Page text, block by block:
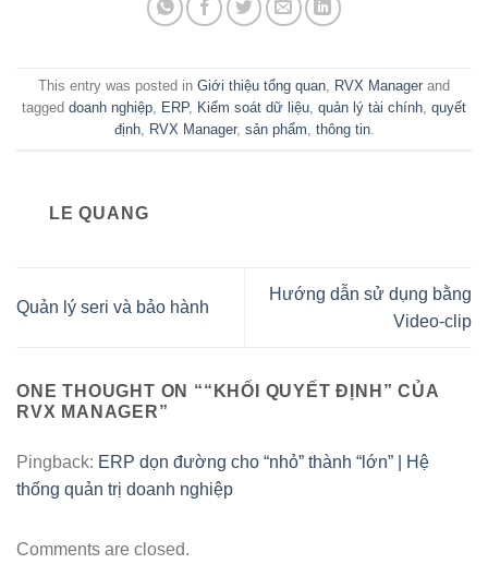
This entry was posted in Giới thiệu tổng quan RVX Manager and
tagged doanh nghiệp ERP, Kiểm soát dữ liệu quản lý tài chính quyết
định, RVX Manager, sản phẩm thông tin.
LE QUANG
Quản lý seri và bảo hành
Hướng dẫn sử dụng bằng
Video-clip
ONE THOUGHT ON ““KHỐI QUYẾT ĐỊNH” CỦA
RVX MANAGER”
Pingback: ERP dọn đường cho “nhỏ” thành “lớn” | Hệ
thống quản trị doanh nghiệp
Comments are closed.